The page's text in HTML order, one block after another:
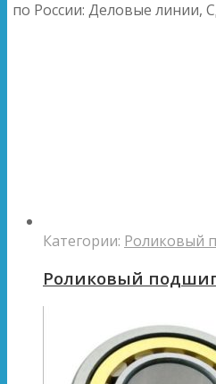
по России: Деловые линии,
Категории: Роликовый
Роликовый